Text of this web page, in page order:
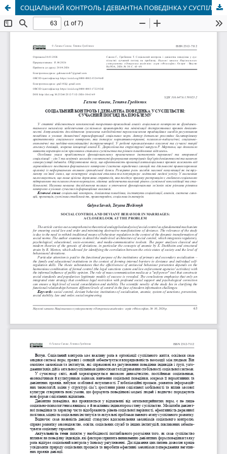
СОЦІАЛЬНИЙ КОНТРОЛЬ І ДЕВІАНТНА ПОВЕДІНКА У СУСПІЛЬСТВІ: СУЧАСНИЙ ПОГЛЯД НА ПРОБЛЕМУ